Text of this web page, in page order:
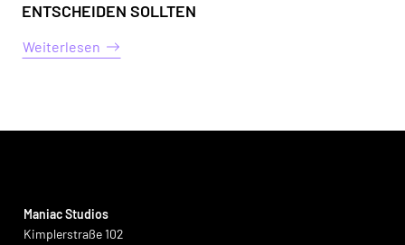
ENTSCHEIDEN SOLLTEN
Weiterlesen
Maniac Studios
Kimplerstraße 102